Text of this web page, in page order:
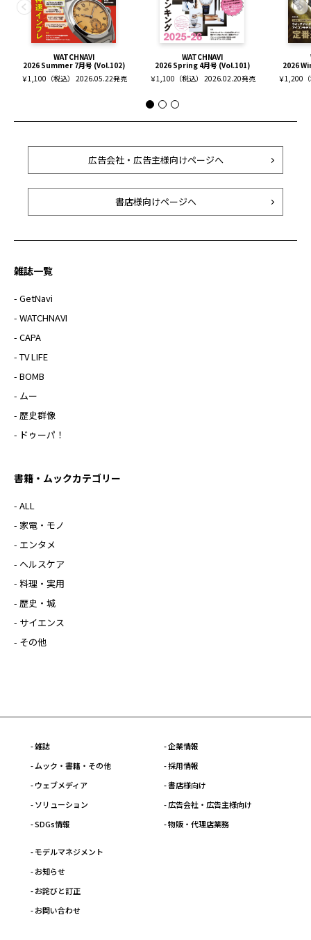
WATCHNAVI
2026 Summer 7月号 (Vol.102)
￥1,100（税込） 2026.05.22発売
WATCHNAVI
2026 Spring 4月号 (Vol.101)
￥1,100（税込） 2026.02.20発売
2026
￥1,200
広告会社・広告主様向けページへ
書店様向けページへ
雑誌一覧
- GetNavi
- WATCHNAVI
- CAPA
- TV LIFE
- BOMB
- ムー
- 歴史群像
- ドゥーパ！
書籍・ムックカテゴリー
- ALL
- 家電・モノ
- エンタメ
- ヘルスケア
- 料理・実用
- 歴史・城
- サイエンス
- その他
- 雑誌
- ムック・書籍・その他
- ウェブメディア
- ソリューション
- SDGs情報
- 企業情報
- 採用情報
- 書店様向け
- 広告会社・広告主様向け
- 物販・代理店業務
- モデルマネジメント
- お知らせ
- お詫びと訂正
- お問い合わせ